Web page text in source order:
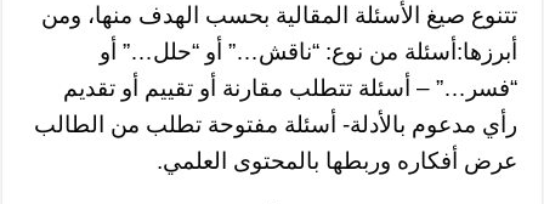
تتنوع صيغ الأسئلة المقالية بحسب الهدف منها، ومن
أبرزها:أسئلة من نوع: “ناقش…” أو “حلل…” أو
“فسر…” – أسئلة تتطلب مقارنة أو تقييم أو تقديم
رأي مدعوم بالأدلة- أسئلة مفتوحة تطلب من الطالب
عرض أفكاره وربطها بالمحتوى العلمي.